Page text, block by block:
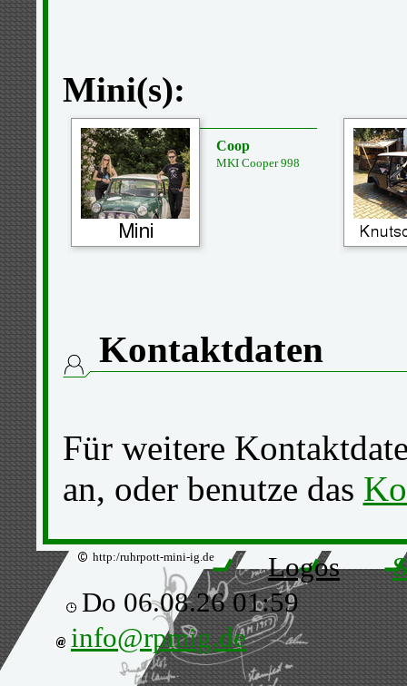
Mini(s):
Coop
MKI Cooper 998
Kontaktdaten
Für weitere
an, oder benutze das
http:/ruhrpott-mini-ig.de Logos
Do 06.08.26 01:59
info@rpmig.de